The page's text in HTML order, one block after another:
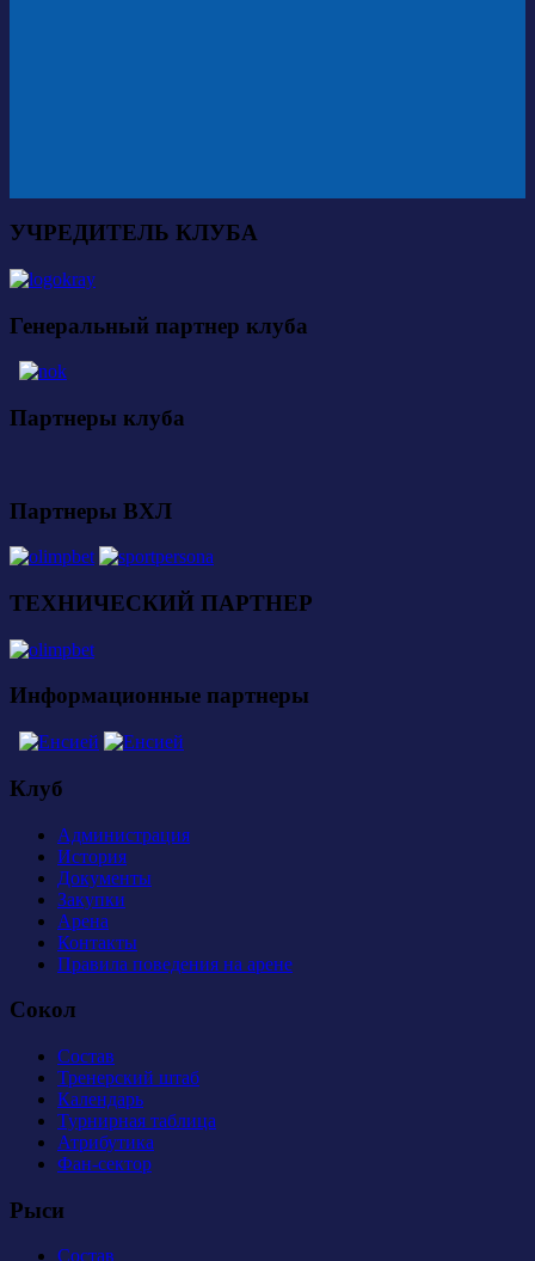
УЧРЕДИТЕЛЬ КЛУБА
Генеральный партнер клуба
Партнеры клуба
Партнеры ВХЛ
ТЕХНИЧЕСКИЙ ПАРТНЕР
Информационные партнеры
Клуб
Администрация
История
Документы
Закупки
Арена
Контакты
Правила поведения на арене
Сокол
Состав
Тренерский штаб
Календарь
Турнирная таблица
Атрибутика
Фан-сектор
Рыси
Состав